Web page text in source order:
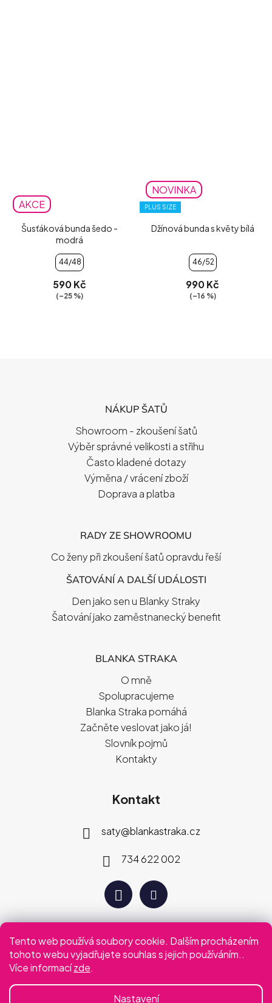
Tento web používá soubory cookie. Dalším procházením
tohoto webu vyjadřujete souhlas s jejich používáním..
Více informacízde.
Nastavení
AKCE
Šusťáková bunda šedo -
modrá
44/48
590 Kč
(–25 %)
NOVINKA
PLUS SIZE
Džínová bunda s květy bílá
46/52
990 Kč
(–16 %)
NÁKUP ŠATŮ
Showroom - zkoušení šatů
Výběr správné velikosti a střihu
Často kladené dotazy
Výměna / vrácení zboží
Doprava a platba
RADY ZE SHOWROOMU
Co ženy při zkoušení šatů opravdu řeší
ŠATOVÁNÍ A DALŠÍ UDÁLOSTI
Den jako sen u Blanky Straky
Šatování jako zaměstnanecký benefit
BLANKA STRAKA
O mně
Spolupracujeme
Blanka Straka pomáhá
Začněte veslovat jako já!
Slovník pojmů
Kontakty
Kontakt
saty@blankastraka.cz
734 622 002
Plaťte jak vám vyhovuje
Podmínky ochrany osobních údajů Obchodní podmínky